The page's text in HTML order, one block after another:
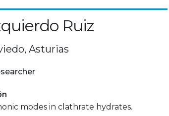
Ruiz
Asturias
modes in clathrate hydrates.